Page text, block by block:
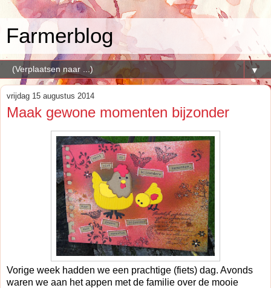
Farmerblog
▼
vrijdag 15 augustus 2014
Maak gewone momenten bijzonder
Vorige week hadden we een prachtige (fiets) dag. Avonds
waren we aan het appen met de familie over de mooie